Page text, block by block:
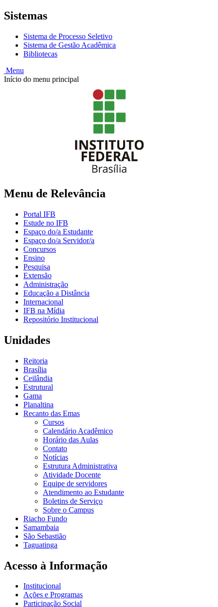
Sistemas
Sistema de Processo Seletivo
Sistema de Gestão Acadêmica
Bibliotecas
Menu
Início do menu principal
Menu de Relevância
Portal IFB
Estude no IFB
Espaço do/a Estudante
Espaço do/a Servidor/a
Concursos
Ensino
Pesquisa
Extensão
Administração
Educação a Distância
Internacional
IFB na Mídia
Repositório Institucional
Unidades
Reitoria
Brasília
Ceilândia
Estrutural
Gama
Planaltina
Recanto das Emas
Cursos
Calendário Acadêmico
Horário das Aulas
Contato
Notícias
Estrutura Administrativa
Atividade Docente
Equipe de servidores
Atendimento ao Estudante
Boletins de Serviço
Sobre o Campus
Riacho Fundo
Samambaia
São Sebastião
Taguatinga
Acesso à Informação
Institucional
Ações e Programas
Participação Social